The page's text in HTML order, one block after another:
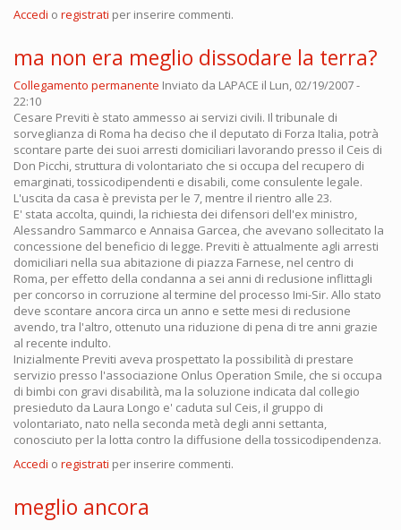
Accedi o registrati per inserire commenti.
ma non era meglio dissodare la terra?
Collegamento permanente Inviato da LAPACE il Lun, 02/19/2007 -
22:10
Cesare Previti è stato ammesso ai servizi civili. Il tribunale di
sorveglianza di Roma ha deciso che il deputato di Forza Italia, potrà
scontare parte dei suoi arresti domiciliari lavorando presso il Ceis di
Don Picchi, struttura di volontariato che si occupa del recupero di
emarginati, tossicodipendenti e disabili, come consulente legale.
L'uscita da casa è prevista per le 7, mentre il rientro alle 23.
E' stata accolta, quindi, la richiesta dei difensori dell'ex ministro,
Alessandro Sammarco e Annaisa Garcea, che avevano sollecitato la
concessione del beneficio di legge. Previti è attualmente agli arresti
domiciliari nella sua abitazione di piazza Farnese, nel centro di
Roma, per effetto della condanna a sei anni di reclusione inflittagli
per concorso in corruzione al termine del processo Imi-Sir. Allo stato
deve scontare ancora circa un anno e sette mesi di reclusione
avendo, tra l'altro, ottenuto una riduzione di pena di tre anni grazie
al recente indulto.
Inizialmente Previti aveva prospettato la possibilità di prestare
servizio presso l'associazione Onlus Operation Smile, che si occupa
di bimbi con gravi disabilità, ma la soluzione indicata dal collegio
presieduto da Laura Longo e' caduta sul Ceis, il gruppo di
volontariato, nato nella seconda metà degli anni settanta,
conosciuto per la lotta contro la diffusione della tossicodipendenza.
Accedi o registrati per inserire commenti.
meglio ancora